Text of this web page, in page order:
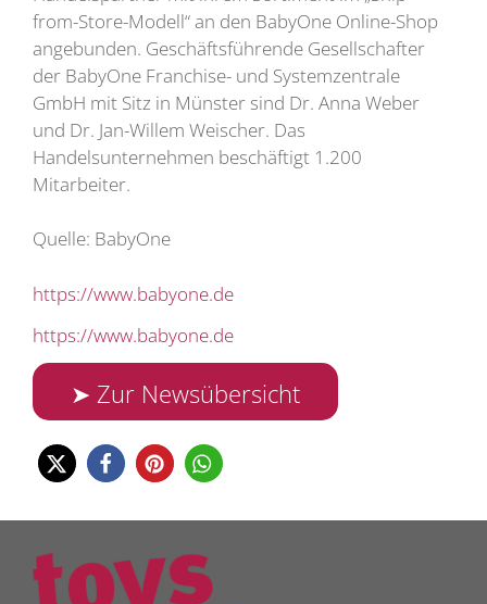
from-Store-Modell“ an den BabyOne Online-Shop
angebunden. Geschäftsführende Gesellschafter
der BabyOne Franchise- und Systemzentrale
GmbH mit Sitz in Münster sind Dr. Anna Weber
und Dr. Jan-Willem Weischer. Das
Handelsunternehmen beschäftigt 1.200
Mitarbeiter.
Quelle: BabyOne
https://www.babyone.de
https://www.babyone.de
➤ Zur Newsübersicht